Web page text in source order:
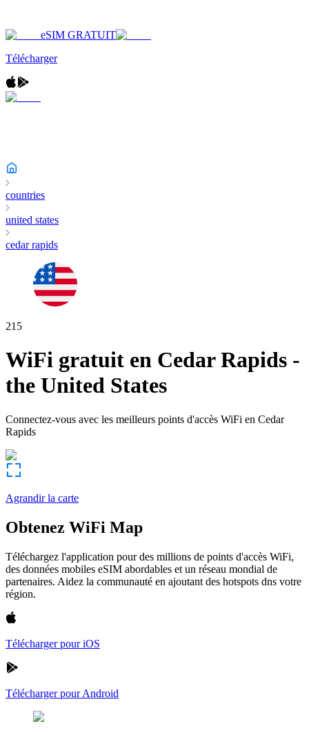
eSIM GRATUIT
Télécharger
countries
united states
cedar rapids
215
WiFi gratuit en Cedar Rapids -
the United States
Connectez-vous avec les meilleurs points d'accès WiFi en Cedar
Rapids
Agrandir la carte
Obtenez WiFi Map
Téléchargez l'application pour des millions de points d'accès WiFi,
des données mobiles eSIM abordables et un réseau mondial de
partenaires. Aidez la communauté en ajoutant des hotspots dns votre
région.
Télécharger pour iOS
Télécharger pour Android